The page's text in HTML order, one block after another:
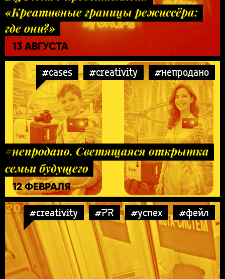
«Креативные границы режиссёра:
где они?»
13 АВГУСТА
#cases #creativity #непродано
#непродано. Светящаяся открытка
семьи будущего
12 ФЕВРАЛЯ
#creativity #PR #успех #фейл